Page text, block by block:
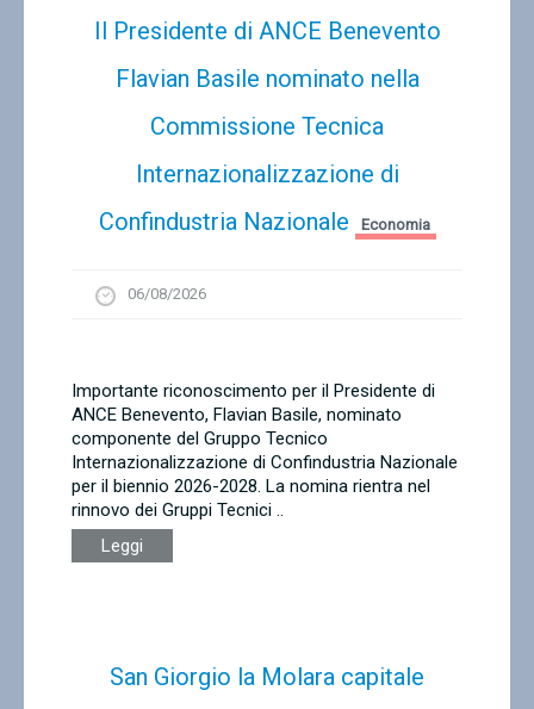
Il Presidente di ANCE Benevento
Flavian Basile nominato nella
Commissione Tecnica
Internazionalizzazione di
Confindustria Nazionale
Economia
06/08/2026
Importante riconoscimento per il Presidente di
ANCE Benevento, Flavian Basile, nominato
componente del Gruppo Tecnico
Internazionalizzazione di Confindustria Nazionale
per il biennio 2026-2028. La nomina rientra nel
rinnovo dei Gruppi Tecnici ..
Leggi
San Giorgio la Molara capitale